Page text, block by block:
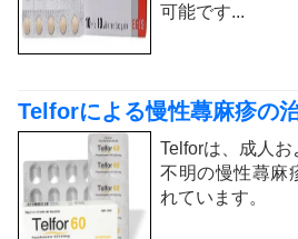
可能です...
Telforによる慢性蕁麻疹の
Telforは、成人
不明の慢性蕁麻
れています。